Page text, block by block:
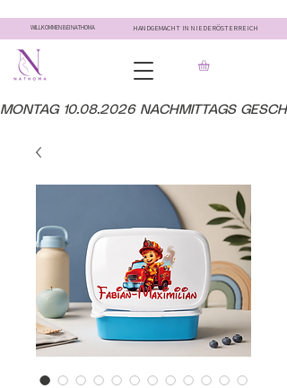
WILLKOMMEN BEI NATHOMA HANDGEMACHT IN NIEDERÖSTERREICH
MONTAG 10.08.2026 NACHMITTAGS